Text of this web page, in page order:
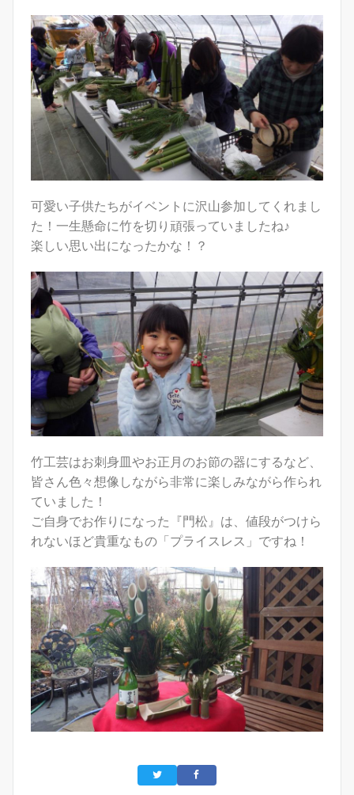
可愛い子供たちがイベントに沢山参加してくれまし
た！一生懸命に竹を切り頑張っていましたね♪
楽しい思い出になったかな！？
竹工芸はお刺身皿やお正月のお節の器にするなど、
皆さん色々想像しながら非常に楽しみながら作られ
ていました！
ご自身でお作りになった『門松』は、値段がつけら
れないほど貴重なもの「プライスレス」ですね！